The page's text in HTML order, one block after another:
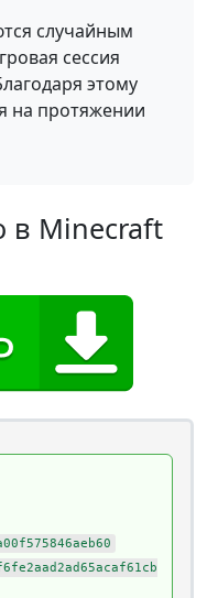
случайным
сессия
этому
на протяжении
в Minecraft